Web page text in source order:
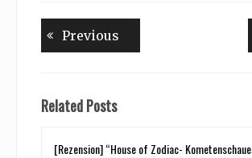
Beitragsnavigation
Previous
Related Posts
[Rezension] “House of Zodiac-